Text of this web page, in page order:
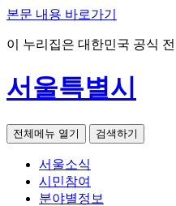
본문 내용 바로가기
이 누리집은 대한민국 공식
서울특별시
전체메뉴 열기 검색하기
서울소식
시민참여
분야별정보